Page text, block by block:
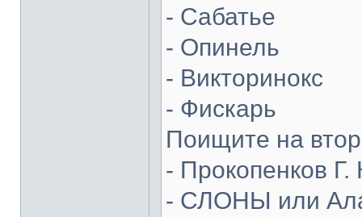
- Сабатье
- Опинель
- Викторинокс
- Фискарь
Поищите на
- Прокопенков Г.
- СЛОНЫ или